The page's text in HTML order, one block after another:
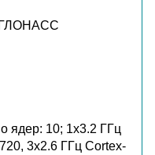
ГЛОНАСС
ядер: 10; 1x3.2 ГГц
3x2.6 ГГц Cortex-